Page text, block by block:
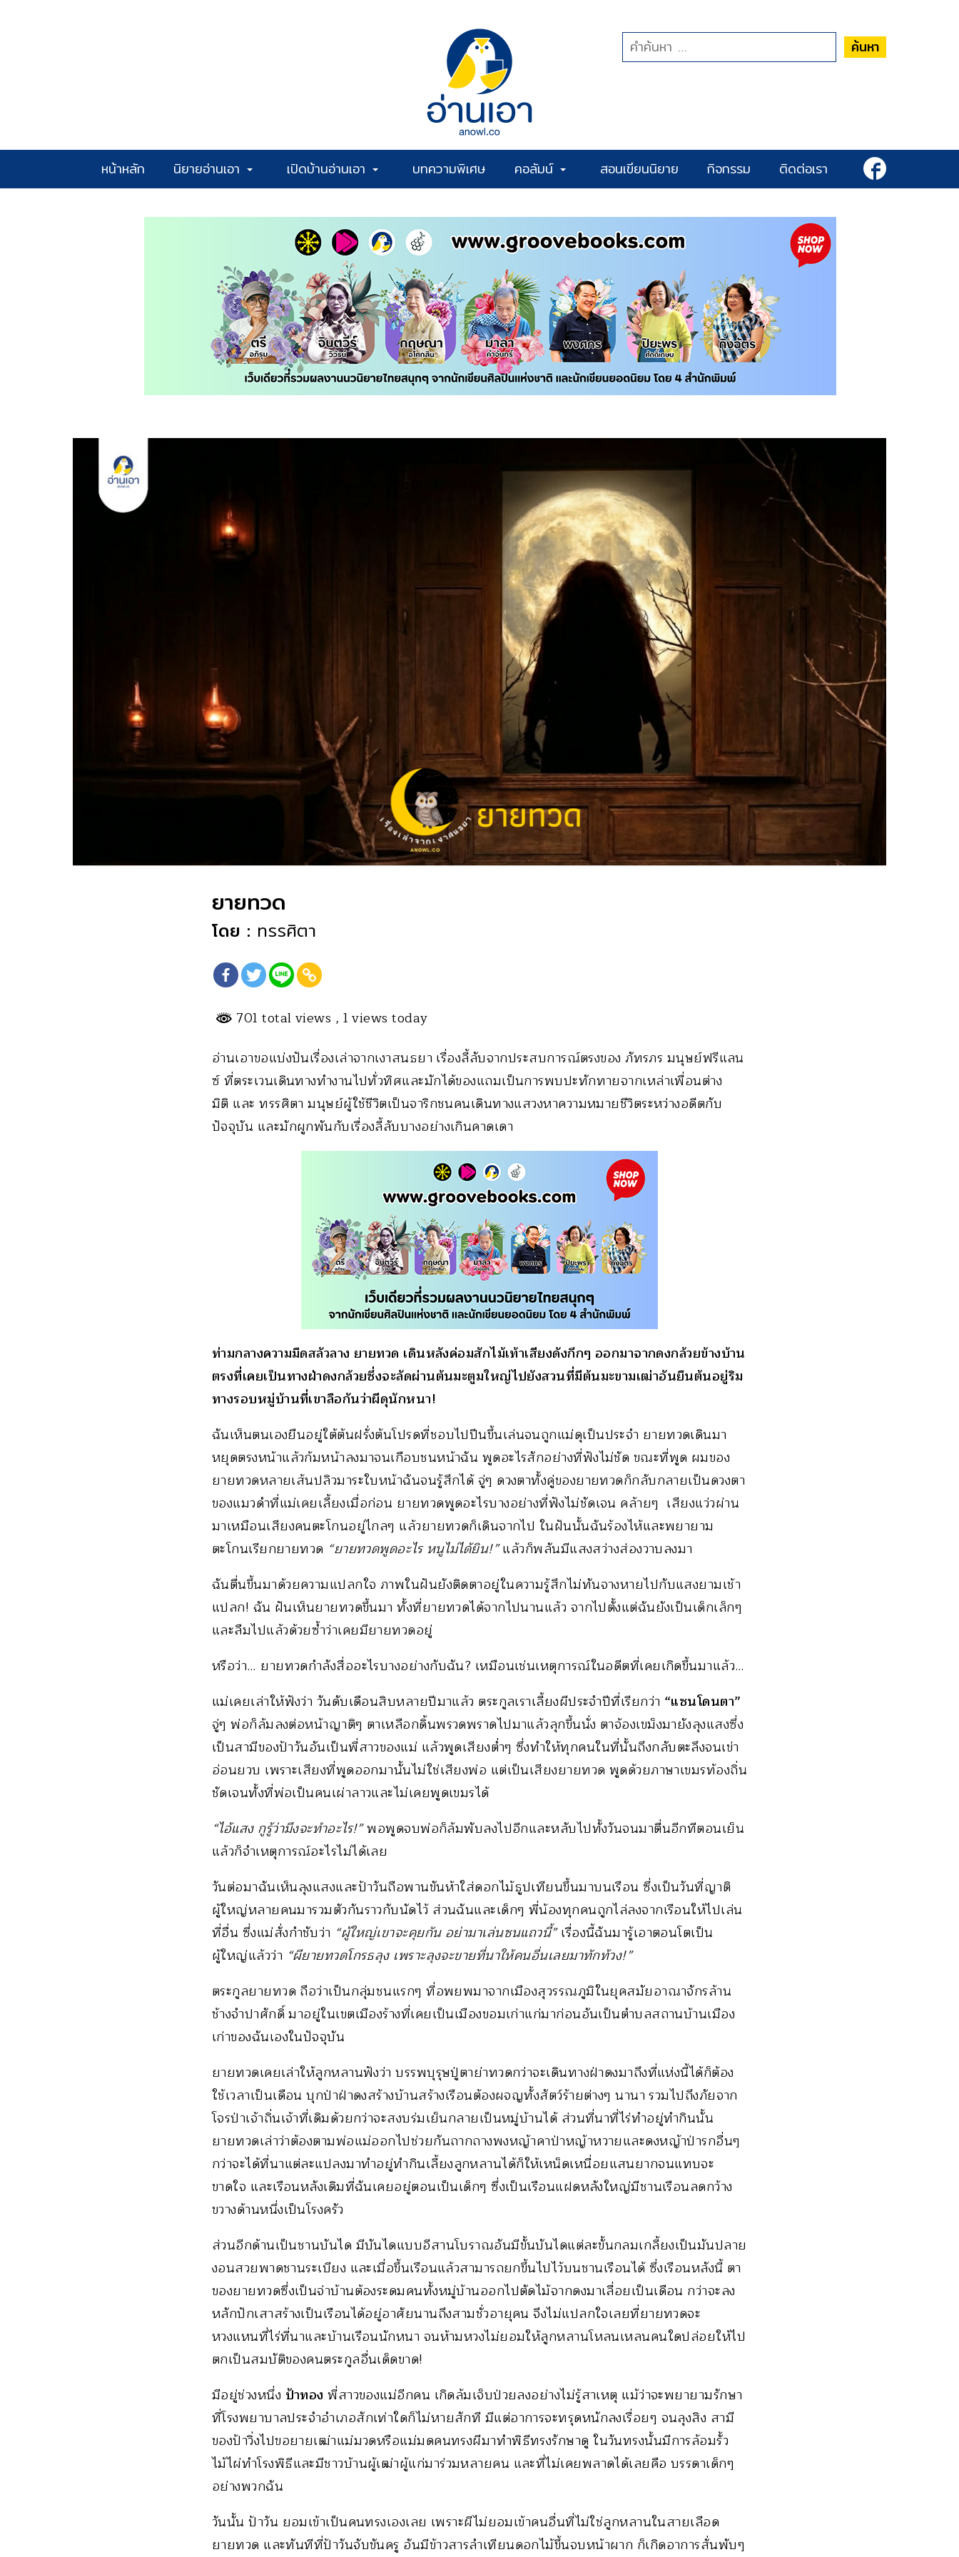
ค้นหา
หน้าหลัก นิยายอ่านเอา เปิดบ้านอ่านเอา บทความพิเศษ คอลัมน์ สอนเขียนนิยาย กิจกรรม ติดต่อเรา
ยายทวด
โดย : ทรรศิตา
701 total views , 1 views today
อ่านเอาขอแบ่งปันเรื่องเล่าจากเงาสนธยา เรื่องลี้ลับจากประสบการณ์ตรงของ ภัทรภร มนุษย์ฟรีแลน
ซ์ ที่ตระเวนเดินทางทำงานไปทั่วทิศและมักได้ของแถมเป็นการพบปะทักทายจากเหล่าเพื่อนต่าง
มิติ และ ทรรศิตา มนุษย์ผู้ใช้ชีวิตเป็นจาริกชนคนเดินทางแสวงหาความหมายชีวิตระหว่างอดีตกับ
ปัจจุบัน และมักผูกพันกับเรื่องลี้ลับบางอย่างเกินคาดเดา
ท่ามกลางความมืดสลัวลาง ยายทวด เดินหลังค่อมสักไม้เท้าเสียงดังกึกๆ ออกมาจากดงกล้วยข้างบ้าน
ตรงที่เคยเป็นทางฝ่าดงกล้วยซึ่งจะลัดผ่านต้นมะตูมใหญ่ไปยังสวนที่มีต้นมะขามเฒ่าอันยืนต้นอยู่ริม
ทางรอบหมู่บ้านที่เขาลือกันว่าผีดุนักหนา!
ฉันเห็นตนเองยืนอยู่ใต้ต้นฝรั่งต้นโปรดที่ชอบไปปีนขึ้นเล่นจนถูกแม่ดุเป็นประจำ ยายทวดเดินมา
หยุดตรงหน้าแล้วก้มหน้าลงมาจนเกือบชนหน้าฉัน พูดอะไรสักอย่างที่ฟังไม่ชัด ขณะที่พูด ผมของ
ยายทวดหลายเส้นปลิวมาระใบหน้าฉันจนรู้สึกได้ จู่ๆ ดวงตาทั้งคู่ของยายทวดก็กลับกลายเป็นดวงตา
ของแมวดำที่แม่เคยเลี้ยงเมื่อก่อน ยายทวดพูดอะไรบางอย่างที่ฟังไม่ชัดเจน คล้ายๆ เสียงแว่วผ่าน
มาเหมือนเสียงคนตะโกนอยู่ไกลๆ แล้วยายทวดก็เดินจากไป ในฝันนั้นฉันร้องไห้และพยายาม
ตะโกนเรียกยายทวด “ยายทวดพูดอะไร หนูไม่ได้ยิน!”แล้วก็พลันมีแสงสว่างส่องวาบลงมา
ฉันตื่นขึ้นมาด้วยความแปลกใจ ภาพในฝันยังติดตาอยู่ในความรู้สึกไม่ทันจางหายไปกับแสงยามเช้า
แปลก! ฉัน ฝันเห็นยายทวดขึ้นมา ทั้งที่ยายทวดได้จากไปนานแล้ว จากไปตั้งแต่ฉันยังเป็นเด็กเล็กๆ
และลืมไปแล้วด้วยซ้ำว่าเคยมียายทวดอยู่
หรือว่า… ยายทวดกำลังสื่ออะไรบางอย่างกับฉัน? เหมือนเช่นเหตุการณ์ในอดีตที่เคยเกิดขึ้นมาแล้ว…
แม่เคยเล่าให้ฟังว่า วันดับเดือนสิบหลายปีมาแล้ว ตระกูลเราเลี้ยงผีประจำปีที่เรียกว่า “แซนโดนตา”
จู่ๆ พ่อก็ล้มลงต่อหน้าญาติๆ ตาเหลือกดิ้นพรวดพราดไปมาแล้วลุกขึ้นนั่ง ตาจ้องเขม็งมายังลุงแสงซึ่ง
เป็นสามีของป้าวันอันเป็นพี่สาวของแม่ แล้วพูดเสียงต่ำๆ ซึ่งทำให้ทุกคนในที่นั้นถึงกลับตะลึงจนเข่า
อ่อนยวบ เพราะเสียงที่พูดออกมานั้นไม่ใช่เสียงพ่อ แต่เป็นเสียงยายทวด พูดด้วยภาษาเขมรท้องถิ่น
ชัดเจนทั้งที่พ่อเป็นคนเผ่าลาวและไม่เคยพูดเขมรได้
“ไอ้แสง กูรู้ว่ามึงจะทำอะไร!”พอพูดจบพ่อก็ล้มพับลงไปอีกและหลับไปทั้งวันจนมาตื่นอีกทีตอนเย็น
แล้วก็จำเหตุการณ์อะไรไม่ได้เลย
วันต่อมาฉันเห็นลุงแสงและป้าวันถือพานขันห้าใส่ดอกไม้ธูปเทียนขึ้นมาบนเรือน ซึ่งเป็นวันที่ญาติ
ผู้ใหญ่หลายคนมารวมตัวกันราวกับนัดไว้ ส่วนฉันและเด็กๆ พี่น้องทุกคนถูกไล่ลงจากเรือนให้ไปเล่น
ที่อื่น ซึ่งแม่สั่งกำชับว่า “ผู้ใหญ่เขาจะคุยกัน อย่ามาเล่นซนแถวนี้”เรื่องนี้ฉันมารู้เอาตอนโตเป็น
ผู้ใหญ่แล้วว่า “ผียายทวดโกรธลุง เพราะลุงจะขายที่นาให้คนอื่นเลยมาทักท้วง!”
ตระกูลยายทวด ถือว่าเป็นกลุ่มชนแรกๆ ที่อพยพมาจากเมืองสุวรรณภูมิในยุคสมัยอาณาจักรล้าน
ช้างจำปาศักดิ์ มาอยู่ในเขตเมืองร้างที่เคยเป็นเมืองขอมเก่าแก่มาก่อนอันเป็นตำบลสถานบ้านเมือง
เก่าของฉันเองในปัจจุบัน
ยายทวดเคยเล่าให้ลูกหลานฟังว่า บรรพบุรุษปู่ตาย่าทวดกว่าจะเดินทางฝ่าดงมาถึงที่แห่งนี้ได้ก็ต้อง
ใช้เวลาเป็นเดือน บุกป่าฝ่าดงสร้างบ้านสร้างเรือนต้องผจญทั้งสัตว์ร้ายต่างๆ นานา รวมไปถึงภัยจาก
โจรป่าเจ้าถิ่นเจ้าที่เดิมด้วยกว่าจะสงบร่มเย็นกลายเป็นหมู่บ้านได้ ส่วนที่นาที่ไร่ทำอยู่ทำกินนั้น
ยายทวดเล่าว่าต้องตามพ่อแม่ออกไปช่วยกันถากถางพงหญ้าคาป่าหญ้าหวายและดงหญ้าป่ารกอื่นๆ
กว่าจะได้ที่นาแต่ละแปลงมาทำอยู่ทำกินเลี้ยงลูกหลานได้ก็ให้เหน็ดเหนื่อยแสนยากจนแทบจะ
ขาดใจ และเรือนหลังเดิมที่ฉันเคยอยู่ตอนเป็นเด็กๆ ซึ่งเป็นเรือนแฝดหลังใหญ่มีชานเรือนลดกว้าง
ขวางด้านหนึ่งเป็นโรงครัว
ส่วนอีกด้านเป็นชานบันได มีบันไดแบบอีสานโบราณอันมีขั้นบันไดแต่ละขั้นกลมเกลี้ยงเป็นมันปลาย
งอนสวยพาดชานระเบียง และเมื่อขึ้นเรือนแล้วสามารถยกขึ้นไปไว้บนชานเรือนได้ ซึ่งเรือนหลังนี้ ตา
ของยายทวดซึ่งเป็นจ่าบ้านต้องระดมคนทั้งหมู่บ้านออกไปตัดไม้จากดงมาเลื่อยเป็นเดือน กว่าจะลง
หลักปักเสาสร้างเป็นเรือนได้อยู่อาศัยนานถึงสามชั่วอายุคน จึงไม่แปลกใจเลยที่ยายทวดจะ
หวงแหนที่ไร่ที่นาและบ้านเรือนนักหนา จนห้ามหวงไม่ยอมให้ลูกหลานโหลนเหลนคนใดปล่อยให้ไป
ตกเป็นสมบัติของคนตระกูลอื่นเด็ดขาด!
มีอยู่ช่วงหนึ่ง ป้าทองพี่สาวของแม่อีกคน เกิดล้มเจ็บป่วยลงอย่างไม่รู้สาเหตุ แม้ว่าจะพยายามรักษา
ที่โรงพยาบาลประจำอำเภอสักเท่าใดก็ไม่หายสักที มีแต่อาการจะทรุดหนักลงเรื่อยๆ จนลุงสิง สามี
ของป้าวิ่งไปขอยายเฒ่าแม่มวดหรือแม่มดคนทรงผีมาทำพิธีทรงรักษาดู ในวันทรงนั้นมีการล้อมรั้ว
ไม้ไผ่ทำโรงพิธีและมีชาวบ้านผู้เฒ่าผู้แก่มาร่วมหลายคน และที่ไม่เคยพลาดได้เลยคือ บรรดาเด็กๆ
อย่างพวกฉัน
วันนั้น ป้าวัน ยอมเข้าเป็นคนทรงเองเลย เพราะผีไม่ยอมเข้าคนอื่นที่ไม่ใช่ลูกหลานในสายเลือด
ยายทวด และทันทีที่ป้าวันจับขันครู อันมีข้าวสารลำเทียนดอกไม้ขึ้นจบหน้าผาก ก็เกิดอาการสั่นพับๆ